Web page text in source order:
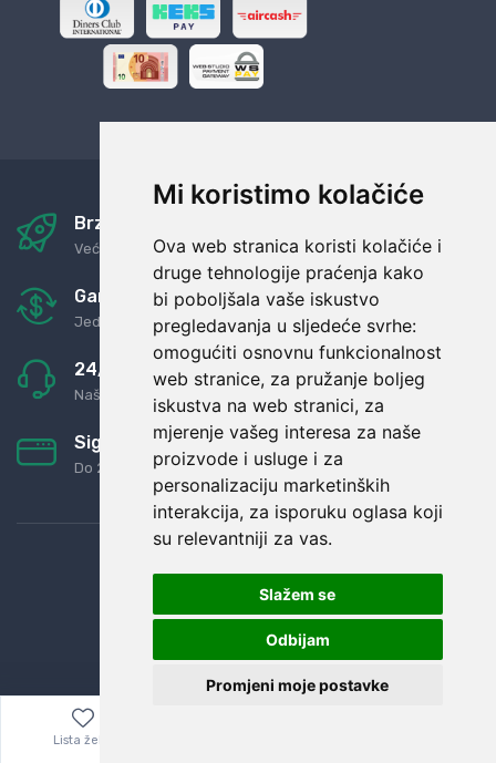
Mi koristimo kolačiće
Ova web stranica koristi kolačiće i
druge tehnologije praćenja kako
bi poboljšala vaše iskustvo
pregledavanja u sljedeće svrhe:
omogućiti osnovnu funkcionalnost
web stranice, za pružanje boljeg
iskustva na web stranici, za
mjerenje vašeg interesa za naše
proizvode i usluge i za
personalizaciju marketinških
interakcija, za isporuku oglasa koji
su relevantniji za vas.
Slažem se
Odbijam
Promjeni moje postavke
Brza i sigurna dostava
Već za nekoliko dana kod vas
Garancija u povrat novaca
Jednostavno pravilo: Roba za novac
24/7 odlična podrška
Naši agenti uvijek na raspolaganju
Sigurno obročno plaćanje
Do 24 rata bez kamata
Lista želja